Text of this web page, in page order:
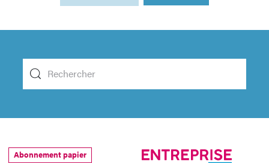
Abonnement papier